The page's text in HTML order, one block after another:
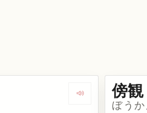
Dengarkan傍観
ぼう